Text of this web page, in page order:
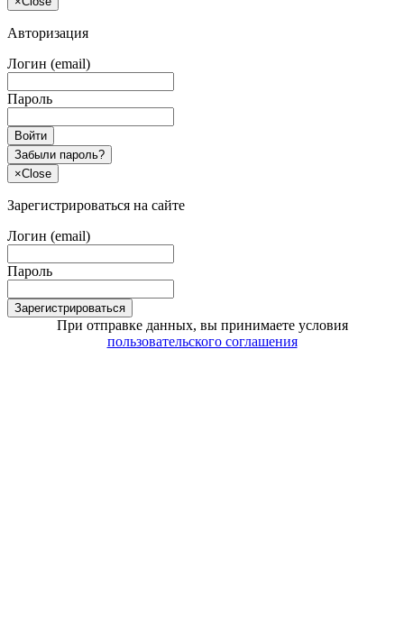
Авторизация
Логин (email)
Пароль
Войти
Забыли пароль?
×Close
Зарегистрироваться на сайте
Логин (email)
Пароль
Зарегистрироваться
При отправке данных, вы принимаете условия
пользовательского соглашения